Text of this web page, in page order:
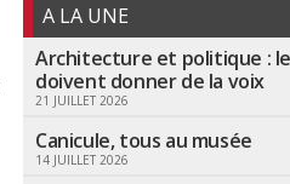
A LA UNE
Architecture et politique :
doivent donner de la voix
21 JUILLET 2026
Canicule, tous au musée
14 JUILLET 2026